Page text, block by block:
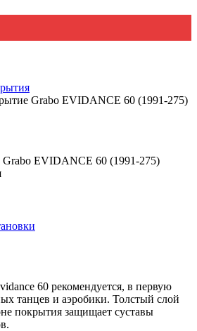
Grabo EVIDANCE 60 (1991-275)
EVIDANCE 60 (1991-275)
60 рекомендуется, в первую
танцев и аэробики. Толстый слой
покрытия защищает суставы